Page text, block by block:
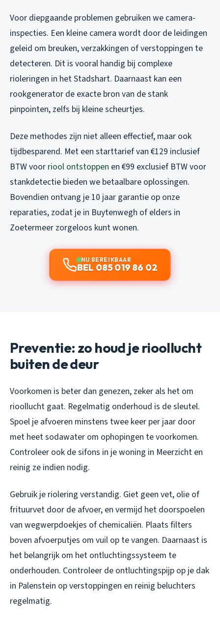
Voor diepgaande problemen gebruiken we camera-
inspecties. Een kleine camera wordt door de leidingen
geleid om breuken, verzakkingen of verstoppingen te
detecteren. Dit is vooral handig bij complexe
rioleringen in het Stadshart. Daarnaast kan een
rookgenerator de exacte bron van de stank
pinpointen, zelfs bij kleine scheurtjes.
Deze methodes zijn niet alleen effectief, maar ook
tijdbesparend. Met een starttarief van €129 inclusief
BTW voor riool ontstoppen en €99 exclusief BTW voor
stankdetectie bieden we betaalbare oplossingen.
Bovendien ontvang je 10 jaar garantie op onze
reparaties, zodat je in Buytenwegh of elders in
Zoetermeer zorgeloos kunt wonen.
NU BEREIKBAAR
BEL 085 019 86 02
Preventie: zo houd je rioollucht
buiten de deur
Voorkomen is beter dan genezen, zeker als het om
rioollucht gaat. Regelmatig onderhoud is de sleutel.
Spoel je afvoeren minstens twee keer per jaar door
met heet sodawater om ophopingen te voorkomen.
Controleer ook de sifons in je woning in Meerzicht en
reinig ze indien nodig.
Gebruik je riolering verstandig. Giet geen vet, olie of
frituurvet door de afvoer, en vermijd het doorspoelen
van wegwerpdoekjes of chemicaliën. Plaats filters
boven afvoerputjes om vuil op te vangen. Daarnaast is
het belangrijk om het ontluchtingssysteem te
onderhouden. Controleer de ontluchtingspijp op je dak
in Palenstein op verstoppingen en reinig beluchters
regelmatig.